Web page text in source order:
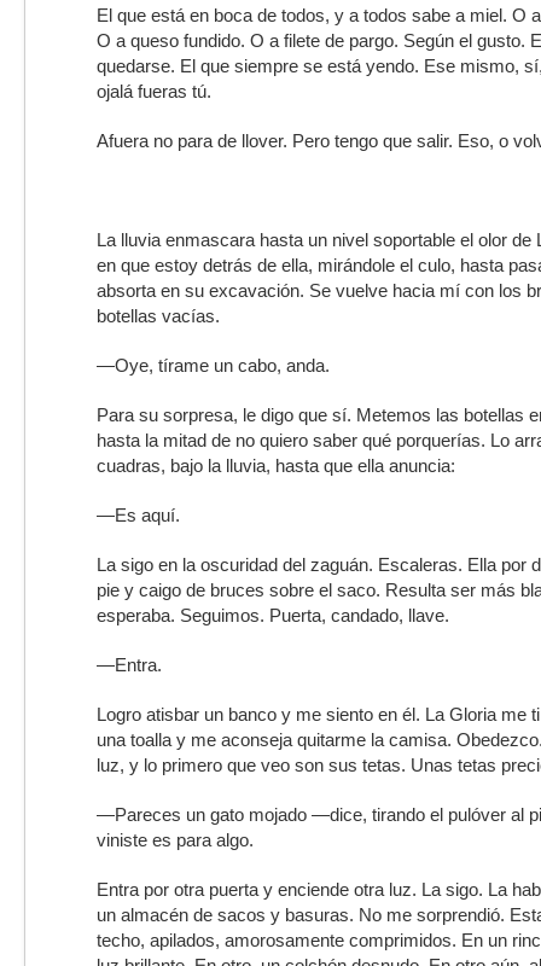
El que está en boca de todos, y a todos sabe a miel. O
O a queso fundido. O a filete de pargo. Según el gusto.
quedarse. El que siempre se está yendo. Ese mismo,
ojalá fueras tú.
Afuera no para de llover. Pero tengo que salir. Eso, o
La lluvia enmascara hasta un nivel soportable el olor de
en que estoy detrás de ella, mirándole el culo, hasta
absorta en su excavación. Se vuelve hacia mí con los
botellas vacías.
—Oye, tírame un cabo, anda.
Para su sorpresa, le digo que sí. Metemos las botellas
hasta la mitad de no quiero saber qué porquerías. Lo
cuadras, bajo la lluvia, hasta que ella anuncia:
—Es aquí.
La sigo en la oscuridad del zaguán. Escaleras. Ella por
pie y caigo de bruces sobre el saco. Resulta ser más
esperaba. Seguimos. Puerta, candado, llave.
—Entra.
Logro atisbar un banco y me siento en él. La Gloria me
una toalla y me aconseja quitarme la camisa.
luz, y lo primero que veo son sus tetas. Unas tetas
—Pareces un gato mojado —dice, tirando el pulóver al
viniste es para algo.
Entra por otra puerta y enciende otra luz. La sigo. La
un almacén de sacos y basuras. No me sorprendió.
techo, apilados, amorosamente comprimidos. En un